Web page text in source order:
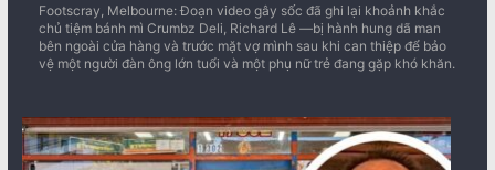
Footscray, Melbourne: Đoạn video gây sốc đã ghi lại khoảnh khắc
chủ tiệm bánh mì Crumbz Deli, Richard Lê —bị hành hung dã man
bên ngoài cửa hàng và trước mặt vợ mình sau khi can thiệp để bảo
vệ một người đàn ông lớn tuổi và một phụ nữ trẻ đang gặp khó khăn.